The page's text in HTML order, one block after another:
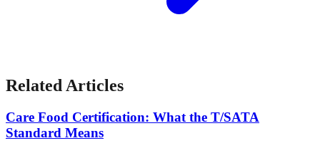
Related Articles
Care Food Certification: What the T/SATA
Standard Means